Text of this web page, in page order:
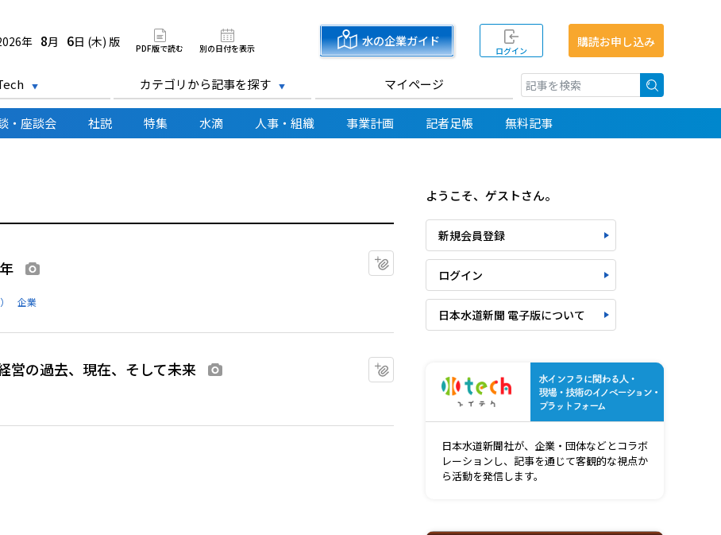
道新聞 電子版
年 8月 6日 (木) 版 PDF版で読む 別の日付を表示 水の企業ガイド
ログイン
購読お申し込み
カテゴリから記事を探す マイページ
・座談会 社説 特集 水滴 人事・組織 事業計画 記者足帳 無料記事
企業
マイクリップに追加
の過去、現在、そして未来
ようこそ、ゲストさん。
新規会員登録
ログイン
日本水道新聞 電子版について
日本水道新聞社が、企業・団体などとコラボ
レーションし、記事を通じて客観的な視点か
ら活動を発信します。